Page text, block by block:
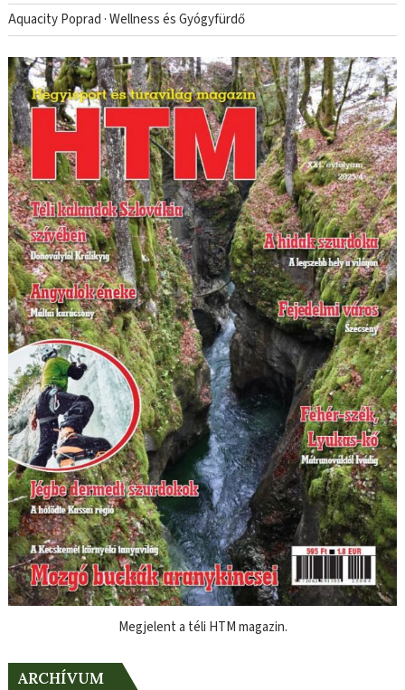
Aquacity Poprad · Wellness és Gyógyfürdő
Megjelent a téli HTM magazin.
ARCHÍVUM